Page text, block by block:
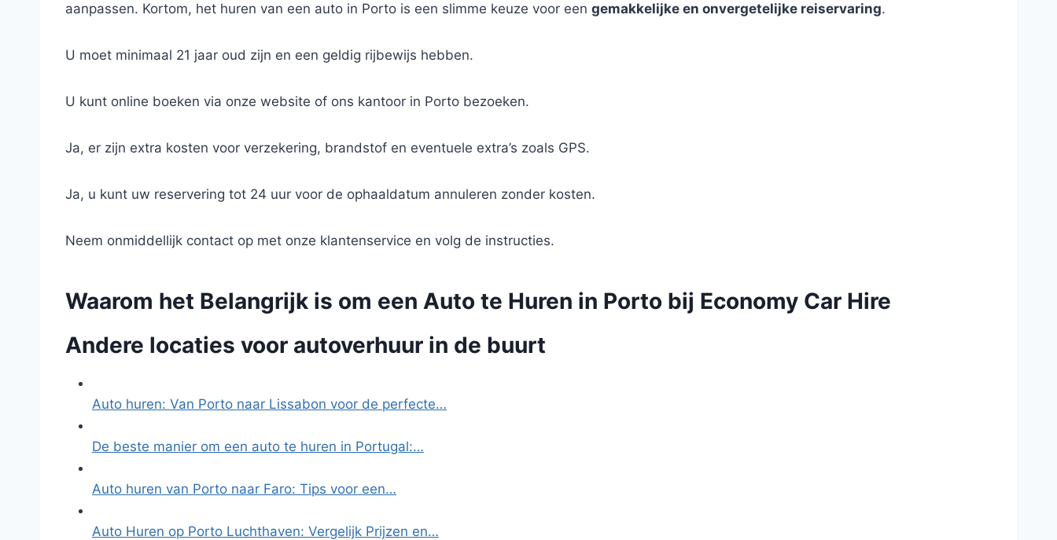
aanpassen. Kortom, het huren van een auto in Porto is een slimme keuze voor een gemakkelijke en onvergetelijke reiservaring.
U moet minimaal 21 jaar oud zijn en een geldig rijbewijs hebben.
U kunt online boeken via onze website of ons kantoor in Porto bezoeken.
Ja, er zijn extra kosten voor verzekering, brandstof en eventuele extra’s zoals GPS.
Ja, u kunt uw reservering tot 24 uur voor de ophaaldatum annuleren zonder kosten.
Neem onmiddellijk contact op met onze klantenservice en volg de instructies.
Waarom het Belangrijk is om een Auto te Huren in Porto bij Economy Car Hire
Andere locaties voor autoverhuur in de buurt
Auto huren: Van Porto naar Lissabon voor de perfecte…
De beste manier om een auto te huren in Portugal:…
Auto huren van Porto naar Faro: Tips voor een…
Auto Huren op Porto Luchthaven: Vergelijk Prijzen en…